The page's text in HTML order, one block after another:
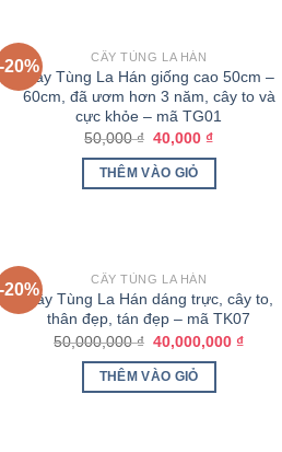
-20%
CÂY TÙNG LA HÁN
Cây Tùng La Hán giống cao 50cm –
60cm, đã ươm hơn 3 năm, cây to và
cực khỏe – mã TG01
50,000₫ 40,000 ₫
THÊM VÀO GIỎ
-20%
CÂY TÙNG LA HÁN
Cây Tùng La Hán dáng trực, cây to,
thân đẹp, tán đẹp – mã TK07
50,000,000₫ 40,000,000 ₫
THÊM VÀO GIỎ